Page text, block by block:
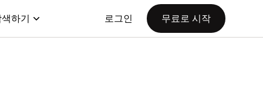
하기 로그인 무료로 시작